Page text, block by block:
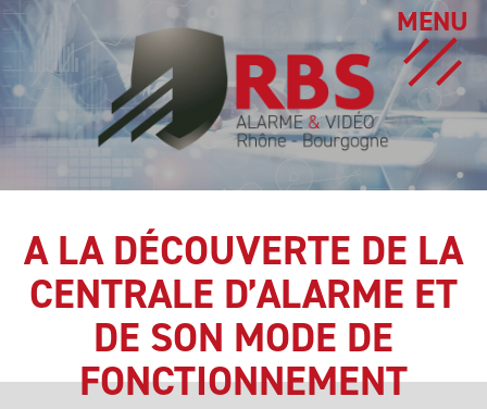
MENU
A LA DÉCOUVERTE DE LA
CENTRALE D’ALARME ET
DE SON MODE DE
FONCTIONNEMENT